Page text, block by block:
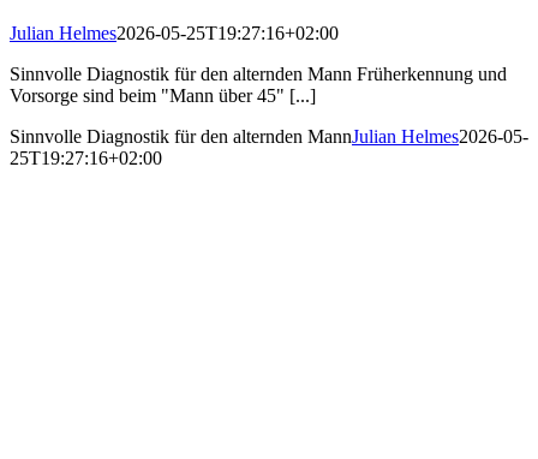
Julian Helmes2026-05-25T19:27:16+02:00
Sinnvolle Diagnostik für den alternden Mann Früherkennung und
Vorsorge sind beim "Mann über 45" [...]
Sinnvolle Diagnostik für den alternden MannJulian Helmes2026-05-
25T19:27:16+02:00